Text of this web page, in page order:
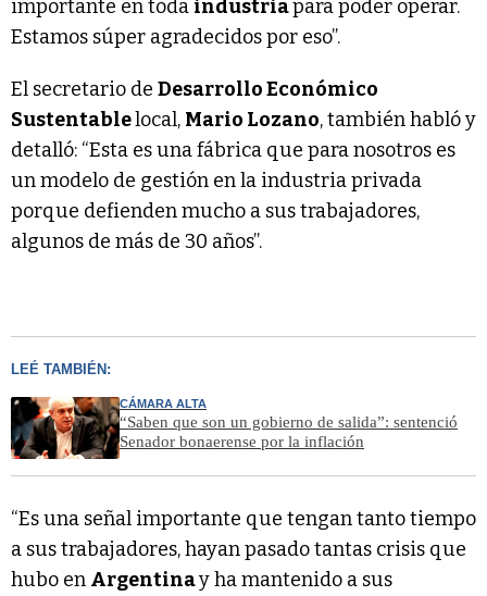
importante en toda industriapara poder operar.
Estamos súper agradecidos por eso”.
El secretario de Desarrollo Económico
Sustentablelocal, Mario Lozano, también habló y
detalló: “Esta es una fábrica que para nosotros es
un modelo de gestión en la industria privada
porque defienden mucho a sus trabajadores,
algunos de más de 30 años”.
LEÉ TAMBIÉN:
CÁMARA ALTA
“Saben que son un gobierno de salida”: sentenció
Senador bonaerense por la inflación
“Es una señal importante que tengan tanto tiempo
a sus trabajadores, hayan pasado tantas crisis que
hubo en Argentinay ha mantenido a sus